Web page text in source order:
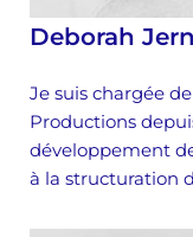
Deborah
Je suis chargée
Productions
développement
à la structuration